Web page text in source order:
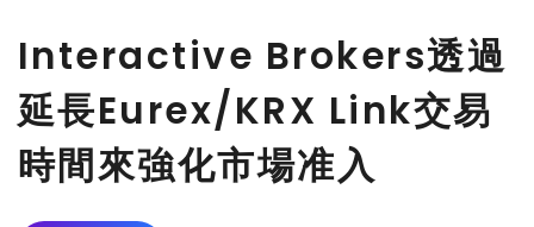
Interactive Brokers透過
延長Eurex/KRX Link交易
時間來強化市場准入